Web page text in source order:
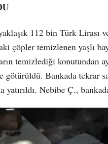
112 bin Türk
çöpler temizlenen yaşlı
temizlediği konutundan
Bankada tekrar
yatırıldı. Nebibe Ç.,